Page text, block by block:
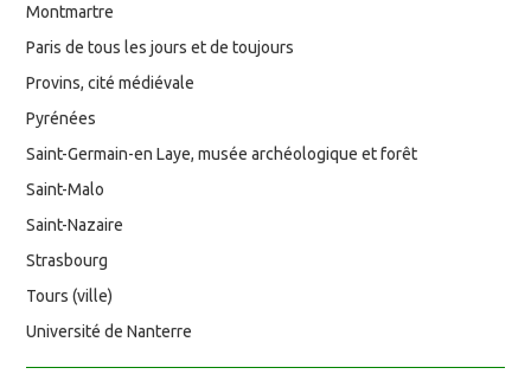
Montmartre
Paris de tous les jours et de toujours
Provins, cité médiévale
Pyrénées
Saint-Germain-en Laye, musée archéologique et forêt
Saint-Malo
Saint-Nazaire
Strasbourg
Tours (ville)
Université de Nanterre